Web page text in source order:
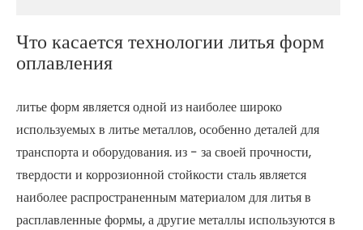
Что касается технологии литья форм
оплавления
литье форм является одной из наиболее широко
используемых в литье металлов, особенно деталей для
транспорта и оборудования. из - за своей прочности,
твердости и коррозионной стойкости сталь является
наиболее распространенным материалом для литья в
расплавленные формы, а другие металлы используются в